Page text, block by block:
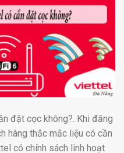
đặt cọc không?. Khi đăng
hàng thắc mắc liệu có cần
có chính sách linh hoạt